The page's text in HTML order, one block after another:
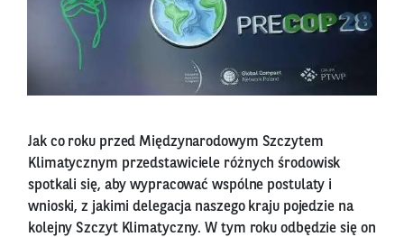
Jak co roku przed Międzynarodowym Szczytem
Klimatycznym przedstawiciele różnych środowisk
spotkali się, aby wypracować wspólne postulaty i
wnioski, z jakimi delegacja naszego kraju pojedzie na
kolejny Szczyt Klimatyczny. W tym roku odbędzie się on